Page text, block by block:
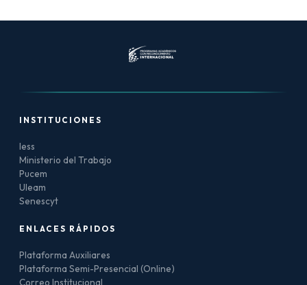
INSTITUCIONES
Iess
Ministerio del Trabajo
Pucem
Uleam
Senescyt
ENLACES RÁPIDOS
Plataforma Auxiliares
Plataforma Semi-Presencial (Online)
Correo Institucional